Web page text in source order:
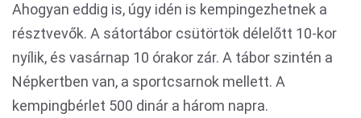
Ahogyan eddig is, úgy idén is kempingezhetnek a
résztvevők. A sátortábor csütörtök délelőtt 10-kor
nyílik, és vasárnap 10 órakor zár. A tábor szintén a
Népkertben van, a sportcsarnok mellett. A
kempingbérlet 500 dinár a három napra.